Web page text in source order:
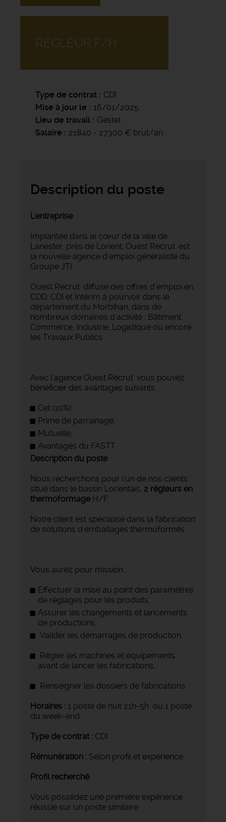
RÉGLEUR F/H
Type de contrat
CDI
Mise à jour le
16/01/2025
Lieu de travail
Gestel
Salaire
21840 - 27300 € brut/an
Description du poste
L'entreprise
Implantée dans le cœur de la ville de
Lanester, près de Lorient, Ouest Recrut' est
la nouvelle agence d'emploi généraliste du
Groupe JTI.
Ouest Recrut' diffuse des offres d'emploi en
CDD, CDI et Intérim à pourvoir dans le
département du Morbihan, dans de
nombreux domaines d'activité : Bâtiment,
Commerce, Industrie, Logistique ou encore
les Travaux Publics.
Avec l'agence Ouest Recrut' vous pouvez
bénéficier des avantages suivants :
Cet (10%),
Prime de parrainage,
Mutuelle,
Avantages du FASTT.
Description du poste
Nous recherchons pour l'un de nos clients
situé dans le bassin Lorientais, 2 régleurs en
thermoformage H/F.
Notre client est spécialisé dans la fabrication
de solutions d'emballages thermoformés.
Vous aurez pour mission :
Effectuer la mise au point des paramètres
de réglages pour les produits,
Assurer les changements et lancements
de productions,
Valider les démarrages de production,
Régler les machines et équipements
avant de lancer les fabrications,
Renseigner les dossiers de fabrications.
Horaires : 1 poste de nuit 21h-5h ou 1 poste
du week-end.
Type de contrat : CDI
Rémunération : Selon profil et expérience
Profil recherché
Vous possédez une première expérience
réussie sur un poste similaire.